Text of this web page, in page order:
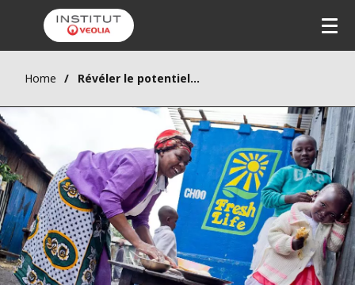
Home Révéler le potentiel de l’économie circulaire face au défi de l’assainissement